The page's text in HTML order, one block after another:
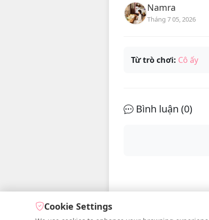
Namra
Tháng 7 05, 2026
Từ trò chơi: Cô ấy
Bình luận (0)
Cookie Settings